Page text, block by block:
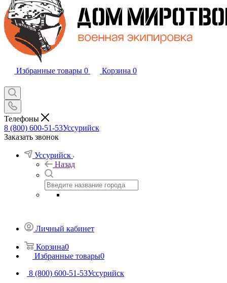
Избранные товары 0 Корзина 0
Телефоны
8 (800) 600-51-53Уссурийск
Заказать звонок
Уссурийск
Назад
Личный кабинет
Корзина0
Избранные товары0
8 (800) 600-51-53Уссурийск